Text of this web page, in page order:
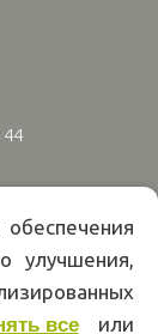
44
улучшения,
всеили